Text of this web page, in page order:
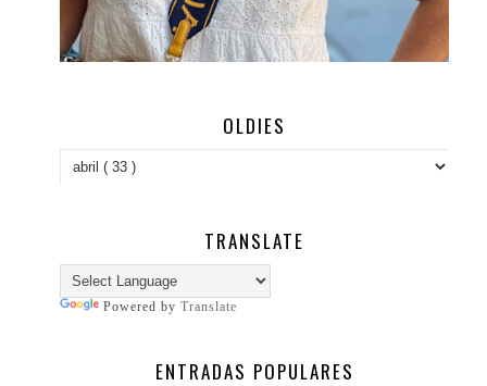
OLDIES
TRANSLATE
Powered by Translate
ENTRADAS POPULARES